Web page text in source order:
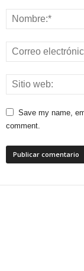
Save my name,
comment.